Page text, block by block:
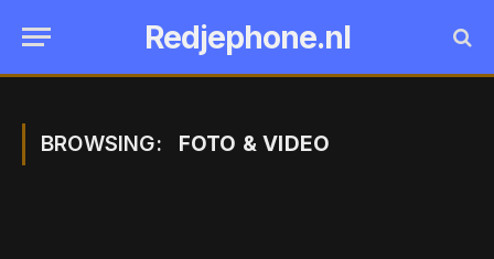
Redjephone.nl
BROWSING: FOTO & VIDEO